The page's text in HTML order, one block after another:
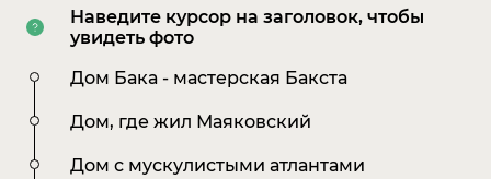
Наведите курсор на заголовок, чтобы
увидеть фото
Дом Бака - мастерская Бакста
Дом, где жил Маяковский
Дом с мускулистыми атлантами
Kamil Sometimes
Management